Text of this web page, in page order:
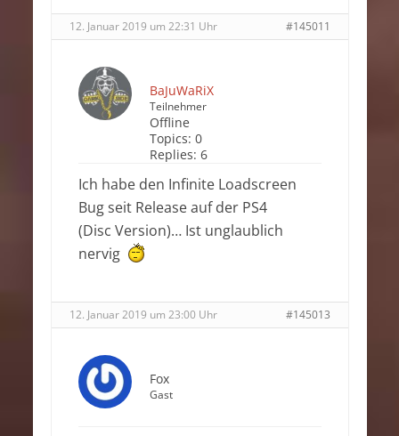
12. Januar 2019 um 22:31 Uhr #145011
BaJuWaRiX
Teilnehmer
Offline
Topics: 0
Replies: 6
Ich habe den Infinite Loadscreen
Bug seit Release auf der PS4
(Disc Version)… Ist unglaublich
nervig
12. Januar 2019 um 23:00 Uhr #145013
Fox
Gast